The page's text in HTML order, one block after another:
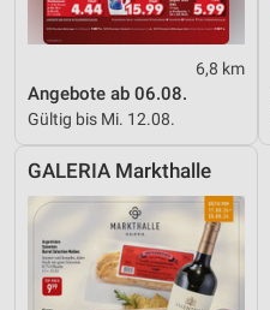
6,8 km
Angebote ab 06.08.
Gültig bis Mi. 12.08.
GALERIA Markthalle